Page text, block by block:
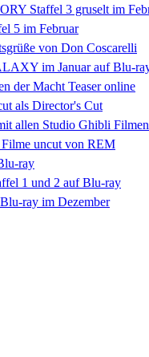
Staffel 3 gruselt im
5 im Februar
von Don Coscarelli
im Januar auf Blu-
der Macht Teaser online
als Director's Cut
allen Studio Ghibli
uncut von REM
ray
1 und 2 auf Blu-ray
ray im Dezember